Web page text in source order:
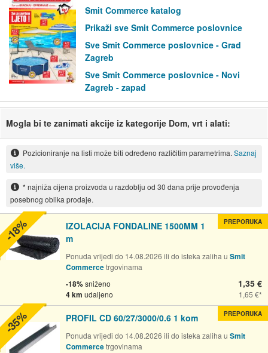
Smit Commerce katalog
Prikaži sve Smit Commerce poslovnice
Sve Smit Commerce poslovnice - Grad
Zagreb
Sve Smit Commerce poslovnice - Novi
Zagreb - zapad
Mogla bi te zanimati akcije iz kategorije Dom, vrt i alati:
Pozicioniranje na listi može biti određeno različitim parametrima. Saznaj
više.
* najniža cijena proizvoda u razdoblju od 30 dana prije provođenja
posebnog oblika prodaje.
IZOLACIJA FONDALINE 1500MM 1
m
Ponuda vrijedi do 14.08.2026 ili do isteka zaliha u Smit
Commercetrgovinama
-18%sniženo
4 km udaljeno
1,35 €
1,65 €
PREPORUKA
-18%
PROFIL CD 60/27/3000/0.6 1 kom
Ponuda vrijedi do 14.08.2026 ili do isteka zaliha u Smit
Commercetrgovinama
PREPORUKA
-35%